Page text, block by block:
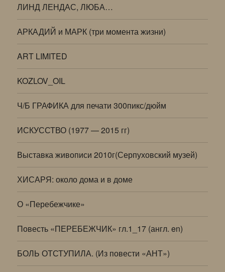
ЛИНД ЛЕНДАС, ЛЮБА…
АРКАДИЙ и МАРК (три момента жизни)
ART LIMITED
KOZLOV_OIL
Ч/Б ГРАФИКА для печати 300пикс/дюйм
ИСКУССТВО (1977 — 2015 гг)
Выставка живописи 2010г(Серпуховский музей)
ХИСАРЯ: около дома и в доме
О «Перебежчике»
Повесть «ПЕРЕБЕЖЧИК» гл.1_17 (англ. en)
БОЛЬ ОТСТУПИЛА. (Из повести «АНТ»)